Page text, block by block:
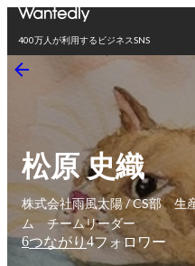
400万人が利用するビジネスSNS
松原 史織
株式会社雨風太陽 / CS部 生
ム チームリーダー
6つながり4フォロワー